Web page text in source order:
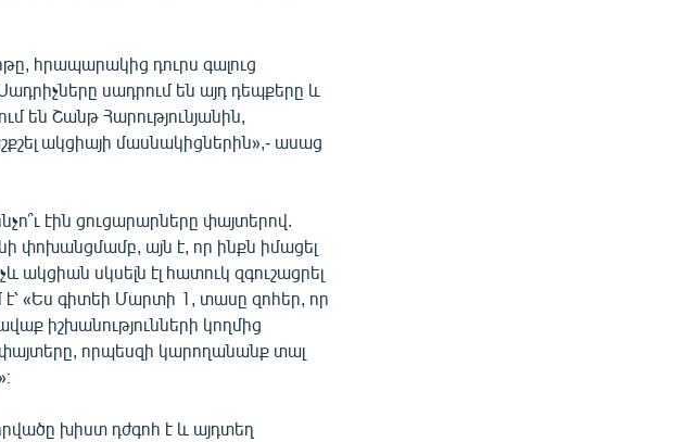
հրապարակից դուրս գալուց
սադրում են այդ դեպքերը և
են Շանթ Հարությունյանին,
ակցիայի մասնակիցներին»,- ասաց
էին ցուցարարները փայտերով.
այն է, որ ինքն իմացել
ակցիան սկսելն էլ հատուկ զգուշացրել
է՝ «Ես գիտեի Մարտի 1, տասը զոհեր, որ
իշխանությունների կողմից
որպեսզի կարողանանք տալ
խիստ դժգոհ է և այդտեղ